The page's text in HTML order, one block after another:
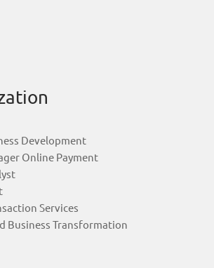
Development
Online Payment
Services
Business Transformation